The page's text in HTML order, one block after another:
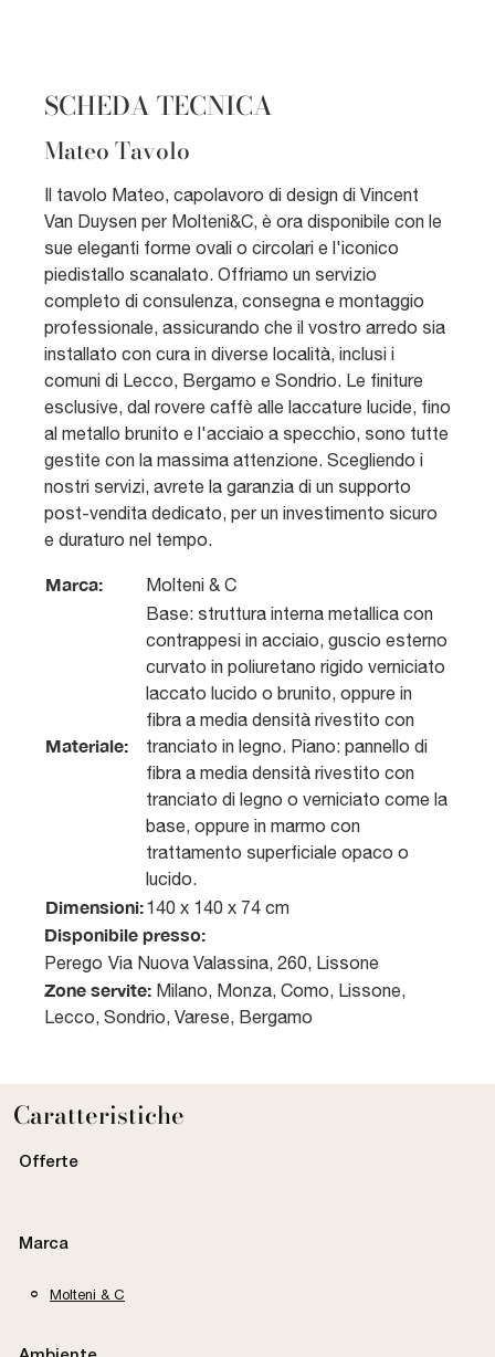
SCHEDA TECNICA
Mateo Tavolo
Il tavolo Mateo, capolavoro di design di Vincent
Van Duysen per Molteni&C, è ora disponibile con le
sue eleganti forme ovali o circolari e l'iconico
piedistallo scanalato. Offriamo un servizio
completo di consulenza, consegna e montaggio
professionale, assicurando che il vostro arredo sia
installato con cura in diverse località, inclusi i
comuni di Lecco, Bergamo e Sondrio. Le finiture
esclusive, dal rovere caffè alle laccature lucide, fino
al metallo brunito e l'acciaio a specchio, sono tutte
gestite con la massima attenzione. Scegliendo i
nostri servizi, avrete la garanzia di un supporto
post-vendita dedicato, per un investimento sicuro
e duraturo nel tempo.
Marca: Molteni & C
Materiale:
Base: struttura interna metallica con
contrappesi in acciaio, guscio esterno
curvato in poliuretano rigido verniciato
laccato lucido o brunito, oppure in
fibra a media densità rivestito con
tranciato in legno. Piano: pannello di
fibra a media densità rivestito con
tranciato di legno o verniciato come la
base, oppure in marmo con
trattamento superficiale opaco o
lucido.
Dimensioni:140 x 140 x 74 cm
Disponibile presso:
Perego Via Nuova Valassina, 260, Lissone
Zone servite: Milano, Monza, Como, Lissone,
Lecco, Sondrio, Varese, Bergamo
Caratteristiche
Offerte
Marca
Molteni & C